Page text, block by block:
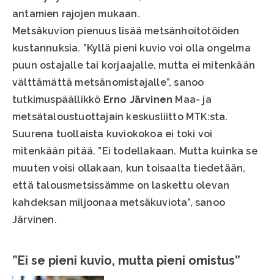
antamien rajojen mukaan.
Metsäkuvion pienuus lisää metsänhoitotöiden
kustannuksia. ”Kyllä pieni kuvio voi olla ongelma
puun ostajalle tai korjaajalle, mutta ei mitenkään
välttämättä metsänomistajalle”, sanoo
tutkimuspäällikkö Erno Järvinen Maa- ja
metsätaloustuottajain keskusliitto MTK:sta.
Suurena tuollaista kuviokokoa ei toki voi
mitenkään pitää. ”Ei todellakaan. Mutta kuinka se
muuten voisi ollakaan, kun toisaalta tiedetään,
että talousmetsissämme on laskettu olevan
kahdeksan miljoonaa metsäkuviota”, sanoo
Järvinen.
”Ei se pieni kuvio, mutta pieni omistus”